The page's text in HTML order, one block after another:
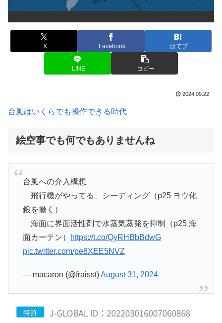
X Facebook はてブ
LINE コピー
2024.09.22
台風はいくらでも操作できる時代
絵空事でも何でもありませんね
台風への介入構想
飛行機がやってる、シーディング（p25 ヨウ化
銀を撒く）
海面に界面活性剤で水蒸気蒸発を抑制（p25 海
面カーテン）
https://t.co/QyRHBbBdwG
pic.twitter.com/pe8XEE5NVZ
— macaron (@fraisst)August 31, 2024